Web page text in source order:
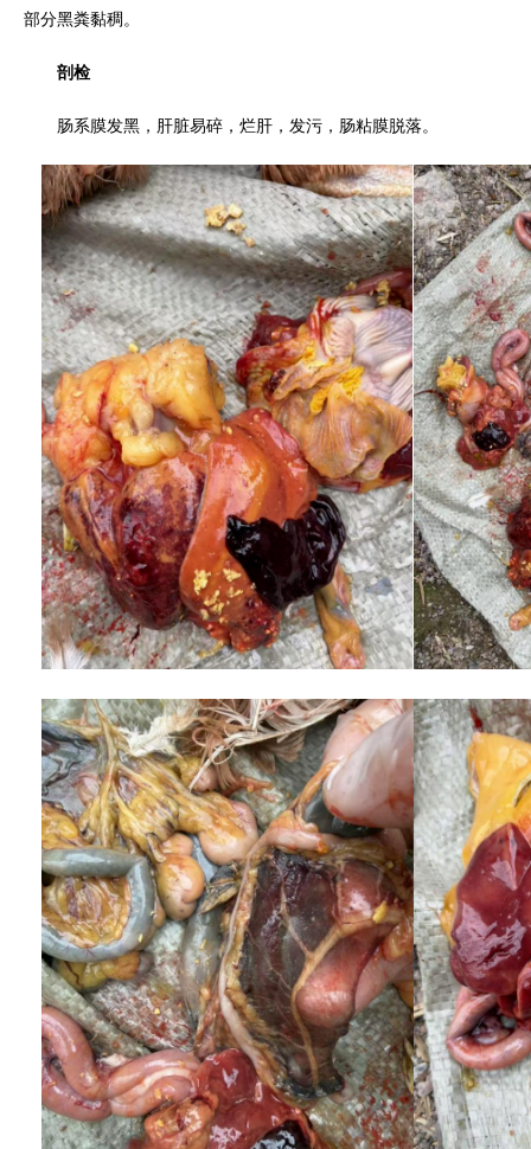
部分黑粪黏稠。
剖检
肠系膜发黑，肝脏易碎，烂肝，发污，肠粘膜脱落。